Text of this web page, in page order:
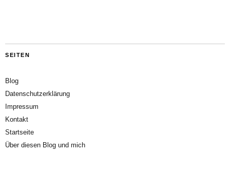
SEITEN
Blog
Datenschutzerklärung
Impressum
Kontakt
Startseite
Über diesen Blog und mich